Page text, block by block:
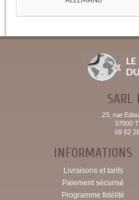
SARL
23, rue
37000
09 82
INFORMATIONS
Livraisons et tarifs
Paiement sécurisé
Programme fidélité